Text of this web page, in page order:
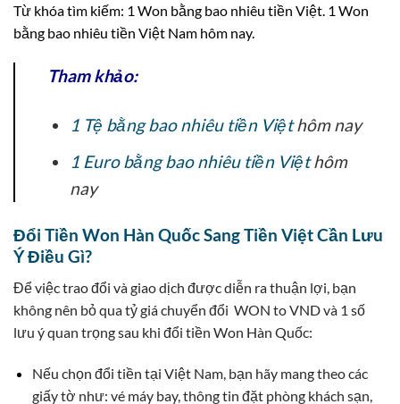
Từ khóa tìm kiếm: 1 Won bằng bao nhiêu tiền Việt. 1 Won
bằng bao nhiêu tiền Việt Nam hôm nay.
Tham khảo:
1 Tệ bằng bao nhiêu tiền Việthôm nay
1 Euro bằng bao nhiêu tiền Việthôm
nay
Đổi Tiền Won Hàn Quốc Sang Tiền Việt Cần Lưu
Ý Điều Gì?
Để việc trao đổi và giao dịch được diễn ra thuận lợi, bạn
không nên bỏ qua tỷ giá chuyển đổi WON to VND và 1 số
lưu ý quan trọng sau khi đổi tiền Won Hàn Quốc:
Nếu chọn đổi tiền tại Việt Nam, bạn hãy mang theo các
giấy tờ như: vé máy bay, thông tin đặt phòng khách sạn,